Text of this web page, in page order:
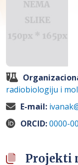
radiobiologiju i
E-mail:
ORCID:0000-
Projekti